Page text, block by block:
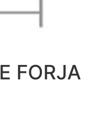
FORJA